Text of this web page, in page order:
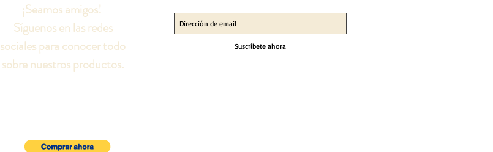
¡Seamos amigos!
Síguenos en las redes
sociales para conocer todo
sobre nuestros productos.
Suscríbete ahora